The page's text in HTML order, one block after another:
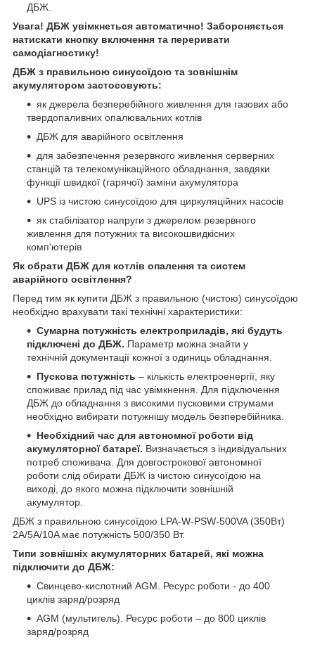
ДБЖ.
Увага! ДБЖ увімкнеться автоматично! Забороняється
натискати кнопку включення та переривати
самодіагностику!
ДБЖ з правильною синусоїдою та зовнішнім
акумулятором застосовують:
як джерела безперебійного живлення для газових або
твердопаливних опалювальних котлів
ДБЖ для аварійного освітлення
для забезпечення резервного живлення серверних
станцій та телекомунікаційного обладнання, завдяки
функції швидкої (гарячої) заміни акумулятора
UPS із чистою синусоїдою для циркуляційних насосів
як стабілізатор напруги з джерелом резервного
живлення для потужних та високошвидкісних
комп'ютерів
Як обрати ДБЖ для котлів опалення та систем
аварійного освітлення?
Перед тим як купити ДБЖ з правильною (чистою) синусоїдою
необхідно врахувати такі технічні характеристики:
Сумарна потужність електроприладів, які будуть
підключені до ДБЖ. Параметр можна знайти у
технічній документації кожної з одиниць обладнання.
Пускова потужність – кількість електроенергії, яку
споживає прилад під час увімкнення. Для підключення
ДБЖ до обладнання з високими пусковими струмами
необхідно вибирати потужнішу модель безперебійника.
Необхідний час для автономної роботи від
акумуляторної батареї. Визначається з індивідуальних
потреб споживача. Для довгострокової автономної
роботи слід обирати ДБЖ із чистою синусоїдою на
виході, до якого можна підключити зовнішній
акумулятор.
ДБЖ з правильною синусоїдою LPA-W-PSW-500VA (350Вт)
2A/5A/10A має потужність 500/350 Вт.
Типи зовнішніх акумуляторних батарей, які можна
підключити до ДБЖ:
Свинцево-кислотний AGM. Ресурс роботи - до 400
циклів заряд/розряд
AGM (мультигель). Ресурс роботи – до 800 циклів
заряд/розряд